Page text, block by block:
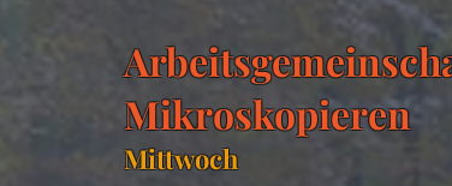
Mikroskopieren
Mittwoch